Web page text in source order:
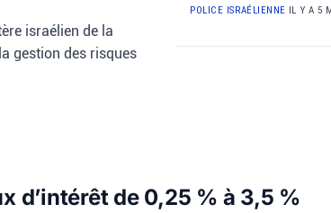
israélien de la
gestion des risques
POLICE ISRAÉLIENNE IL Y A 5
d’intérêt de 0,25 % à 3,5 %